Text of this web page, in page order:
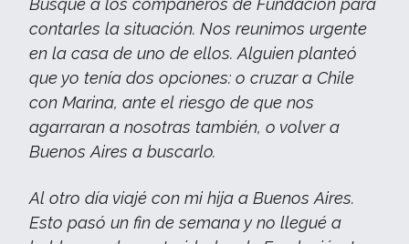
Busqué a los compañeros de Fundación para
contarles la situación. Nos reunimos urgente
en la casa de uno de ellos. Alguien planteó
que yo tenía dos opciones: o cruzar a Chile
con Marina, ante el riesgo de que nos
agarraran a nosotras también, o volver a
Buenos Aires a buscarlo.
Al otro día viajé con mi hija a Buenos Aires.
Esto pasó un fin de semana y no llegué a